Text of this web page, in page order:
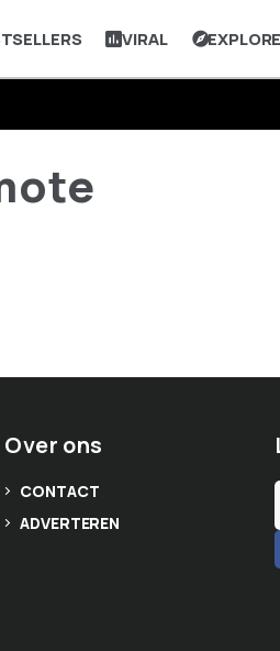
VIRAL EXPLORE
Over ons
CONTACT
ADVERTEREN